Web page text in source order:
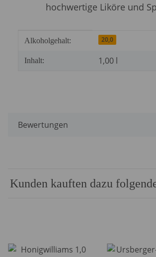
hochwertige Liköre und
Produkteigenschaft
Wert
Alkoholgehalt: 20,0
Inhalt: 1,00 l
Bewertungen
Kunden kauften dazu